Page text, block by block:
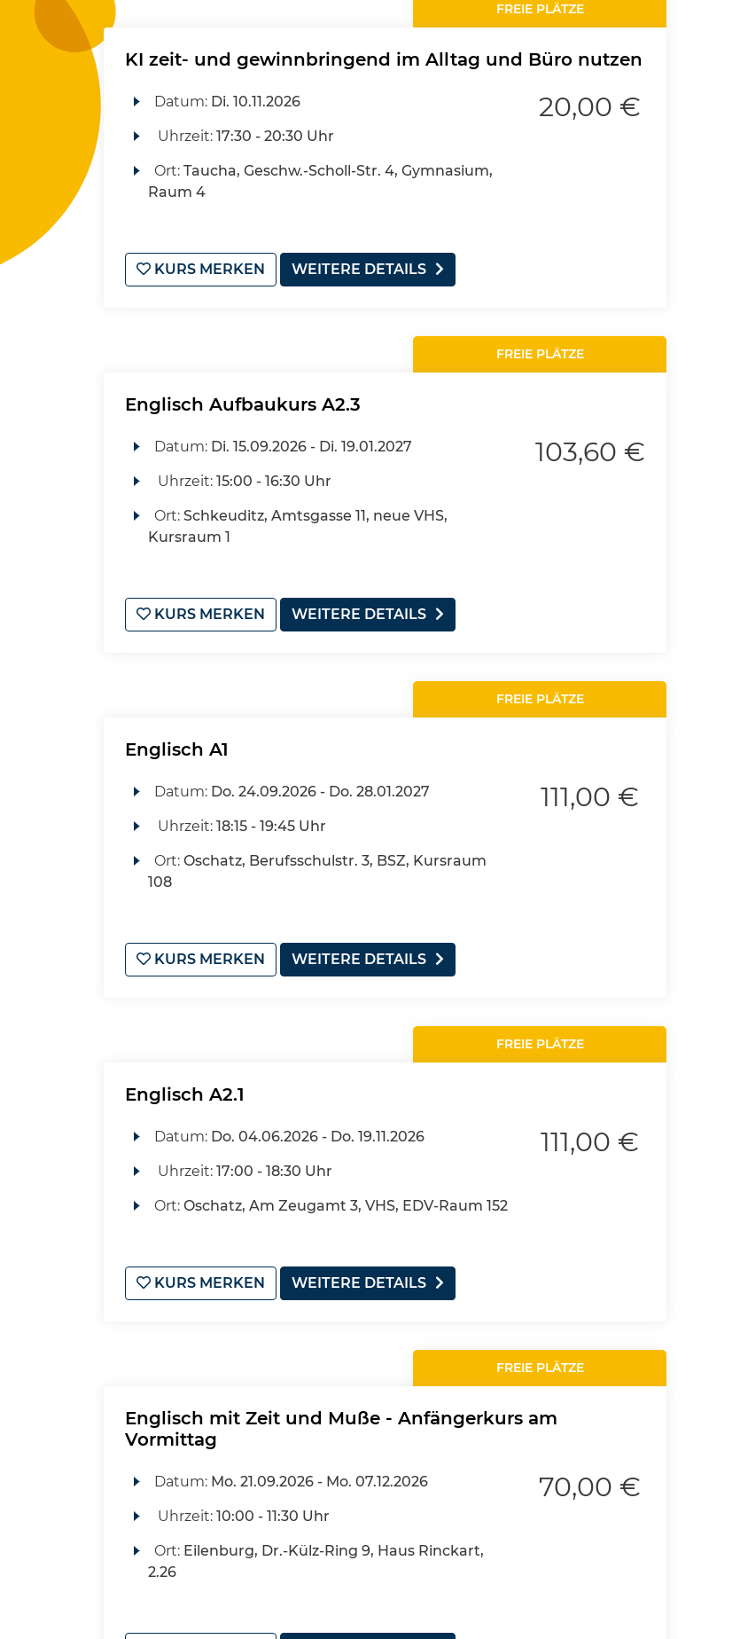
FREIE PLÄTZE
KI zeit- und gewinnbringend im Alltag und Büro nutzen
Datum: Di. 10.11.2026
Uhrzeit: 17:30 - 20:30 Uhr
Ort: Taucha, Geschw.-Scholl-Str. 4, Gymnasium,
Raum 4
20,00 €
KURS MERKEN WEITERE DETAILS
FREIE PLÄTZE
Englisch Aufbaukurs A2.3
Datum: Di. 15.09.2026 - Di. 19.01.2027
Uhrzeit: 15:00 - 16:30 Uhr
Ort: Schkeuditz, Amtsgasse 11, neue VHS,
Kursraum 1
103,60 €
KURS MERKEN WEITERE DETAILS
FREIE PLÄTZE
Englisch A1
Datum: Do. 24.09.2026 - Do. 28.01.2027
Uhrzeit: 18:15 - 19:45 Uhr
Ort: Oschatz, Berufsschulstr. 3, BSZ, Kursraum
108
111,00 €
KURS MERKEN WEITERE DETAILS
FREIE PLÄTZE
Englisch A2.1
Datum: Do. 04.06.2026 - Do. 19.11.2026
Uhrzeit: 17:00 - 18:30 Uhr
Ort: Oschatz, Am Zeugamt 3, VHS, EDV-Raum 152
111,00 €
KURS MERKEN WEITERE DETAILS
FREIE PLÄTZE
Englisch mit Zeit und Muße - Anfängerkurs am
Vormittag
Datum: Mo. 21.09.2026 - Mo. 07.12.2026
Uhrzeit: 10:00 - 11:30 Uhr
Ort: Eilenburg, Dr.-Külz-Ring 9, Haus Rinckart,
2.26
70,00 €